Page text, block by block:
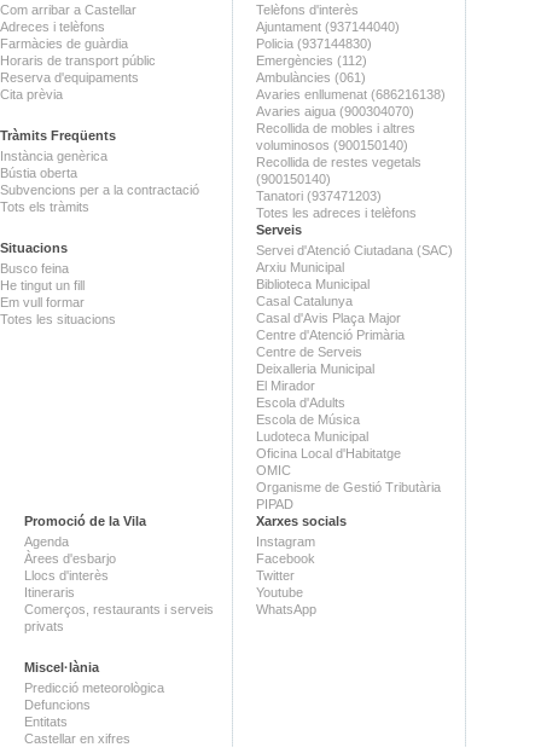
Com arribar a Castellar
Adreces i telèfons
Farmàcies de guàrdia
Horaris de transport públic
Reserva d'equipaments
Cita prèvia
Tràmits Freqüents
Instància genèrica
Bústia oberta
Subvencions per a la contractació
Tots els tràmits
Situacions
Busco feina
He tingut un fill
Em vull formar
Totes les situacions
Telèfons d'interès
Ajuntament (937144040)
Policia (937144830)
Emergències (112)
Ambulàncies (061)
Avaries enllumenat (686216138)
Avaries aigua (900304070)
Recollida de mobles i altres
voluminosos (900150140)
Recollida de restes vegetals
(900150140)
Tanatori (937471203)
Totes les adreces i telèfons
Serveis
Servei d'Atenció Ciutadana (SAC)
Arxiu Municipal
Biblioteca Municipal
Casal Catalunya
Casal d'Avis Plaça Major
Centre d'Atenció Primària
Centre de Serveis
Deixalleria Municipal
El Mirador
Escola d'Adults
Escola de Música
Ludoteca Municipal
Oficina Local d'Habitatge
OMIC
Organisme de Gestió Tributària
PIPAD
Promoció de la Vila
Agenda
Àrees d'esbarjo
Llocs d'interès
Itineraris
Comerços, restaurants i serveis
privats
Miscel·lània
Predicció meteorològica
Defuncions
Entitats
Castellar en xifres
Xarxes socials
Instagram
Facebook
Twitter
Youtube
WhatsApp